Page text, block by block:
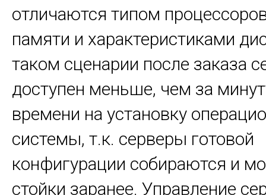
отличаются типом
памяти и характеристиками
таком сценарии после заказа
доступен меньше, чем за
времени на установку
системы, т.к. серверы готовой
конфигурации собираются и
стойки заранее. Управление